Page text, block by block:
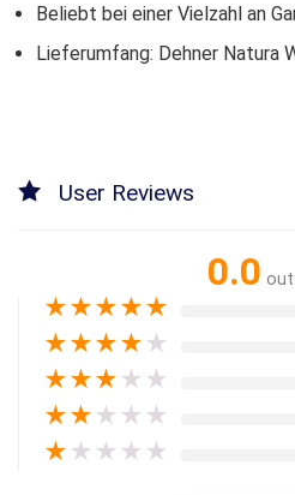
Beliebt bei einer Vielzahl an
Lieferumfang: Dehner
User Reviews
0.0
★★★★★
★★★★ ★
★★★ ★ ★
★★ ★ ★ ★
★ ★ ★ ★ ★